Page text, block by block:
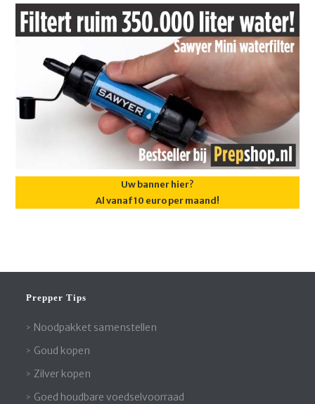
Uw banner hier?
Al vanaf 10 euro per maand!
Prepper Tips
Noodpakket samenstellen
Goud kopen
Zilver kopen
Goed houdbare voedselvoorraad